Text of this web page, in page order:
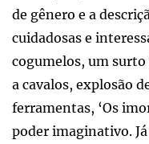
de gênero e a
cuidadosas e
cogumelos, um surto
a cavalos, explosão
ferramentas, ‘Os
poder imaginativo.